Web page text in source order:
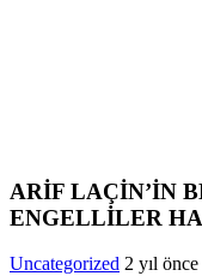
ARİF LAÇİN’İN
ENGELLİLER
Uncategorized 2 yıl önce